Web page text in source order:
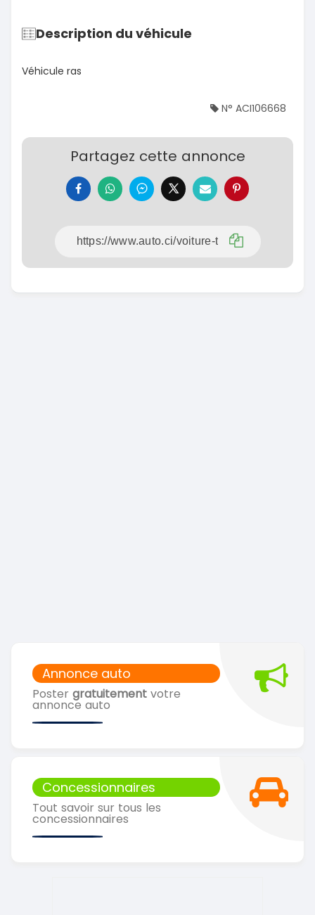
Annonce auto
Poster gratuitement votre
annonce auto
Concessionnaires
Tout savoir sur tous les
concessionnaires
Description du véhicule
Véhicule ras
N° ACI106668
Partagez cette annonce